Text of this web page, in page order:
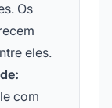
Os
eles.
com